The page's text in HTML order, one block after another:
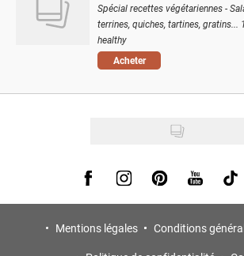
Spécial recettes végétariennes -
terrines, quiches, tartines,
healthy
Acheter
Visit us on Facebook
Visit us on Instagram
Visit us on Pinterest
Visit us onVisit
Mentions légales
Conditions